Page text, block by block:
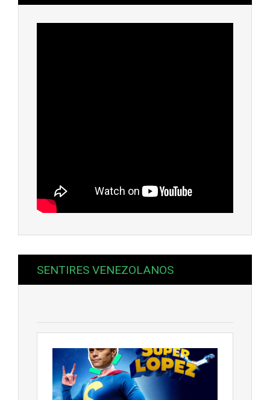
SENTIRES VENEZOLANOS